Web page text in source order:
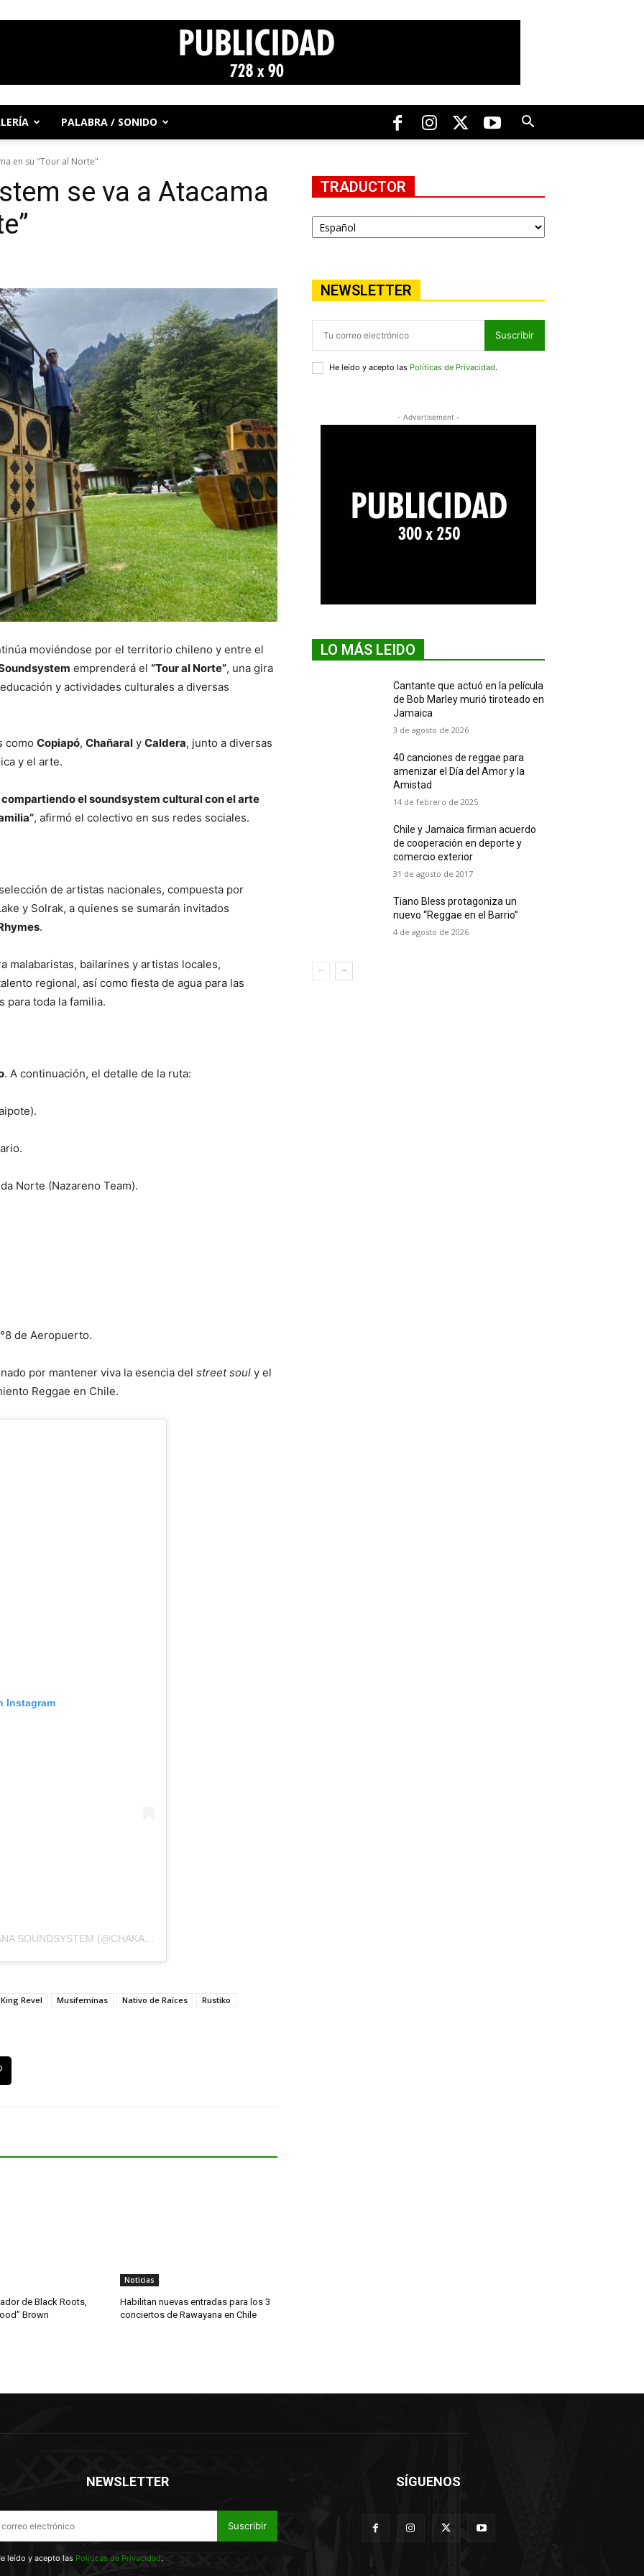
PALABRA / SONIDO
en su "Tour al Norte"
se va a Atacama
moviéndose por el territorio chileno y entre el
emprenderá el “Tour al Norte”, una gira
y actividades culturales a diversas
como Copiapó, Chañaral y Caldera, junto a diversas
y el arte.
el soundsystem cultural con el arte
, afirmó el colectivo en sus redes sociales.
de artistas nacionales, compuesta por
y Solrak, a quienes se sumarán invitados
.
malabaristas, bailarines y artistas locales,
regional, así como fiesta de agua para las
para toda la familia.
. A continuación, el detalle de la ruta:
Norte (Nazareno Team).
de Aeropuerto.
por mantener viva la esencia del street soul y el
Reggae en Chile.
Instagram
UNA PUBLICACIÓN COMPARTIDA DE CHAKANA SOUNDSYSTEM (@CHAKANA_SOUNDSYSTEM)
King Revel Musifeminas Nativo de Raíces
Rustiko
de Black Roots,
Brown
Noticias
Habilitan nuevas entradas para los 3
conciertos de Rawayana en Chile
TRADUCTOR
NEWSLETTER
Suscribir
He leído y acepto las Políticas de Privacidad.
- Advertisement -
LO MÁS LEIDO
Cantante que actuó en la película
de Bob Marley murió tiroteado en
Jamaica
3 de agosto de 2026
40 canciones de reggae para
amenizar el Día del Amor y la
Amistad
14 de febrero de 2025
Chile y Jamaica firman acuerdo
de cooperación en deporte y
comercio exterior
31 de agosto de 2017
Tiano Bless protagoniza un
nuevo “Reggae en el Barrio”
4 de agosto de 2026
NEWSLETTER
Suscribir
leído y acepto las Políticas de Privacidad.
SÍGUENOS